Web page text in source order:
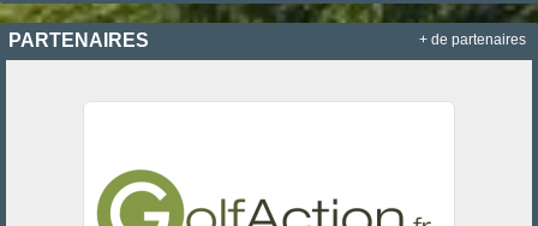
PARTENAIRES + de partenaires